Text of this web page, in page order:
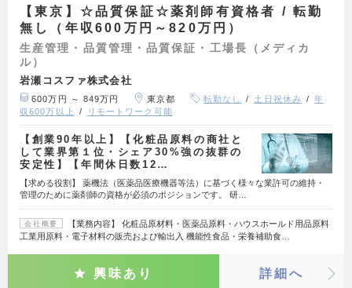
【東京】☆品質保証☆薬剤師有資格者 / 転勤
無し（年収600万円～820万円）
生産管理・品質管理・品質保証・工場長（メディカ
ル）
岩瀬コスファ株式会社
600万円 ～ 849万円 東京都 転勤なし 土日祝休み
年
収600万以上
リモートワーク可能
【創業90年以上】【化粧品原料の商社と
して業界第１位・シェア30%強の抜群の
安定性】【年間休日数12…
【求める役割】 薬機法（医薬品医療機器等法）に基づく様々な業許可の維持・
管理のために薬剤師の資格が必須のポジションです。 研…
会社概要
【業務内容】 化粧品原材料・医薬品原料・ハウスホールド用品原料
工業用原料・電子材料の販売および輸出入 機能性食品・栄養補助食…
興味あり 詳細へ